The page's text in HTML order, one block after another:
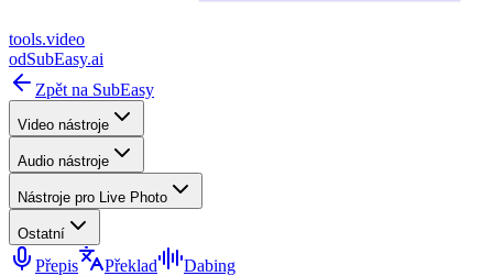
tools.video
odSubEasy.ai
Zpět na SubEasy
Video nástroje
Audio nástroje
Nástroje pro Live Photo
Ostatní
Přepis Překlad Dabing